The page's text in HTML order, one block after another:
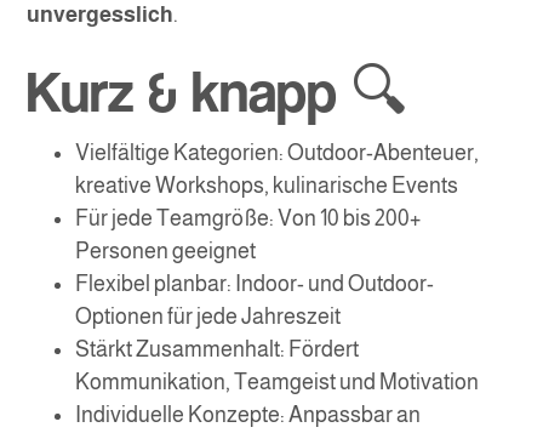
unvergesslich.
Kurz & knapp 🔍
Vielfältige Kategorien: Outdoor-Abenteuer,
kreative Workshops, kulinarische Events
Für jede Teamgröße: Von 10 bis 200+
Personen geeignet
Flexibel planbar: Indoor- und Outdoor-
Optionen für jede Jahreszeit
Stärkt Zusammenhalt: Fördert
Kommunikation, Teamgeist und Motivation
Individuelle Konzepte: Anpassbar an